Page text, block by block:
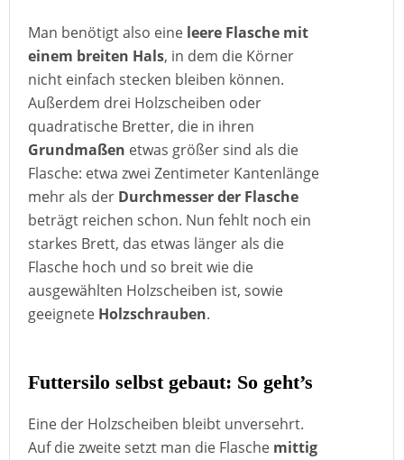
Man benötigt also eine leere Flasche mit
einem breiten Hals, in dem die Körner
nicht einfach stecken bleiben können.
Außerdem drei Holzscheiben oder
quadratische Bretter, die in ihren
Grundmaßen etwas größer sind als die
Flasche: etwa zwei Zentimeter Kantenlänge
mehr als der Durchmesser der Flasche
beträgt reichen schon. Nun fehlt noch ein
starkes Brett, das etwas länger als die
Flasche hoch und so breit wie die
ausgewählten Holzscheiben ist, sowie
geeignete Holzschrauben.
Futtersilo selbst gebaut: So geht’s
Eine der Holzscheiben bleibt unversehrt.
Auf die zweite setzt man die Flasche mittig